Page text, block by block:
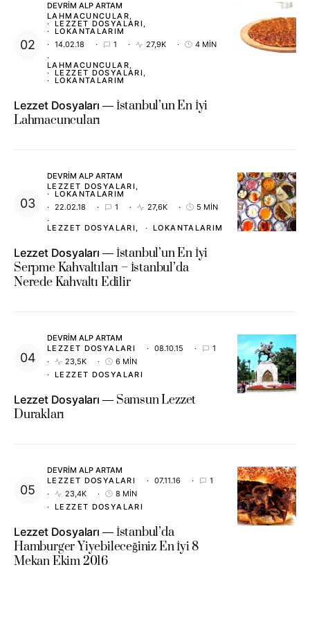
DEVRIM ALP ARTAM
LAHMACUNCULAR
LEZZET DOSYALARI
LOKANTALARIM
14.02.18
1 27,9K 4 MIN
LAHMACUNCULAR
LEZZET DOSYALARI
LOKANTALARIM
Lezzet Dosyaları
İstanbul’un En İyi
Lahmacuncuları
DEVRIM ALP ARTAM
LEZZET DOSYALARI
LOKANTALARIM
22.02.18
1 27,6K 5 MIN
LEZZET DOSYALARI LOKANTALARIM
Lezzet Dosyaları
İstanbul’un En İyi
Serpme Kahvaltıları – İstanbul’da
Nerede Kahvaltı Edilir
DEVRIM ALP ARTAM
LEZZET DOSYALARI
08.10.15
1
23,5K
6 MIN
LEZZET DOSYALARI
Lezzet Dosyaları
Samsun Lezzet
Durakları
DEVRIM ALP ARTAM
LEZZET DOSYALARI
07.11.16
1
23,4K
8 MIN
LEZZET DOSYALARI
Lezzet Dosyaları
İstanbul’da
Hamburger Yiyebileceğiniz En İyi 8
Mekan Ekim 2016